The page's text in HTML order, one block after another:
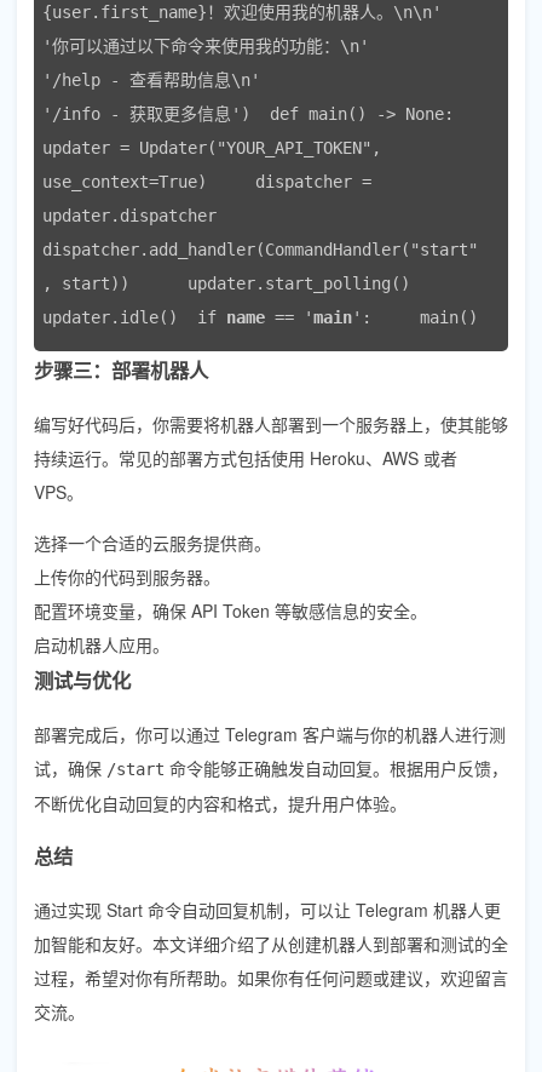
{user.first_name}！欢迎使用我的机器人。\n\n'
'你可以通过以下命令来使用我的功能：\n'
'/help - 查看帮助信息\n'
'/info - 获取更多信息')  def main() -> None:
updater = Updater("YOUR_API_TOKEN",
use_context=True)     dispatcher =
updater.dispatcher
dispatcher.add_handler(CommandHandler("start"
, start))      updater.start_polling()
updater.idle()  if name == 'main
步骤三：部署机器人
编写好代码后，你需要将机器人部署到一个服务器上，使其能够
持续运行。常见的部署方式包括使用 Heroku、AWS 或者
VPS。
选择一个合适的云服务提供商。
上传你的代码到服务器。
配置环境变量，确保 API Token 等敏感信息的安全。
启动机器人应用。
测试与优化
部署完成后，你可以通过 Telegram 客户端与你的机器人进行测
试，确保 /start 命令能够正确触发自动回复。根据用户反馈，
不断优化自动回复的内容和格式，提升用户体验。
总结
通过实现 Start 命令自动回复机制，可以让 Telegram 机器人更
加智能和友好。本文详细介绍了从创建机器人到部署和测试的全
过程，希望对你有所帮助。如果你有任何问题或建议，欢迎留言
交流。